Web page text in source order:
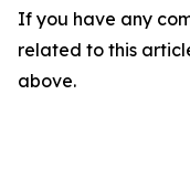
If you have any
related to this
above.